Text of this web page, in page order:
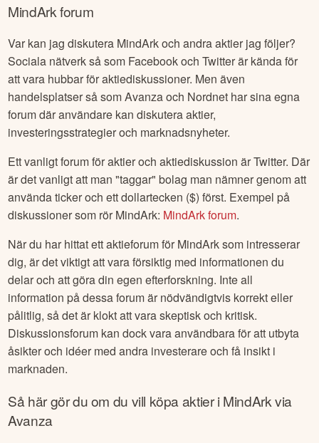
MindArkforum
Var kan jag diskutera MindArkoch andra aktier jag följer?
Sociala nätverk så som Facebook och Twitter är kända för
att vara hubbar för aktiediskussioner. Men även
handelsplatser så som Avanza och Nordnet har sina egna
forum där användare kan diskutera aktier,
investeringsstrategier och marknadsnyheter.
Ett vanligt forum för aktier och aktiediskussion är Twitter. Där
är det vanligt att man "taggar" bolag man nämner genom att
använda ticker och ett dollartecken ($) först. Exempel på
diskussioner som rör MindArk: MindArkforum.
När du har hittat ett aktieforum för MindArksom intresserar
dig, är det viktigt att vara försiktig med informationen du
delar och att göra din egen efterforskning. Inte all
information på dessa forum är nödvändigtvis korrekt eller
pålitlig, så det är klokt att vara skeptisk och kritisk.
Diskussionsforum kan dock vara användbara för att utbyta
åsikter och idéer med andra investerare och få insikt i
marknaden.
Så här gör du om du vill köpa aktier iMindArkvia
Avanza